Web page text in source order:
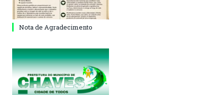
Nota de Agradecimento